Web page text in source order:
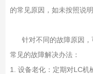
的常见原因，如未按照说
针对不同的故障原因，
常见的故障解决办法：
1. 设备老化：定期对LC机